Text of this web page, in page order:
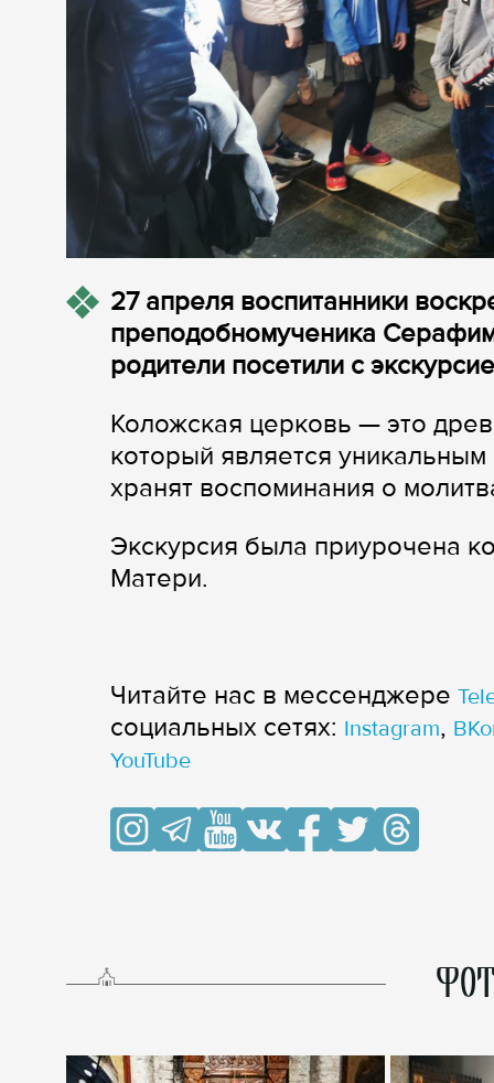
27 апреля воспитанники
преподобномученика
родители посетили с
Коложская церковь — это
который является
хранят воспоминания о
Экскурсия была приурочена
Матери.
Читайте нас в мессенджере
cоциальных сетях: Instagram,
YouTube